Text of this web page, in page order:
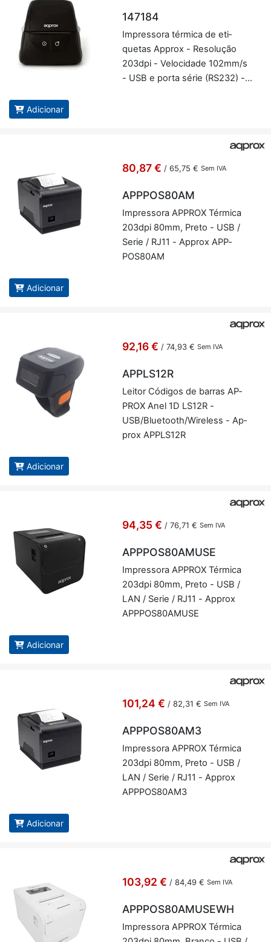
147184
Im­pres­sora tér­mica de eti­
quetas Ap­prox - Re­so­lução
203dpi - Ve­lo­ci­dade 102mm/s
- USB e porta série (RS232) -
Adicionar
80,87 € / 65,75 € Sem IVA
APPPOS80AM
Im­pres­sora AP­PROX Tér­mica
203dpi 80mm, Preto - USB /
Serie / RJ11 - Ap­prox APP­
POS80AM
Adicionar
92,16 € / 74,93 € Sem IVA
APPLS12R
Leitor Có­digos de barras AP­
PROX Anel 1D LS12R -
USB/Blu­e­tooth/Wi­re­less - Ap­
prox AP­PLS12R
Adicionar
94,35 € / 76,71 € Sem IVA
APPPOS80AMUSE
Im­pres­sora AP­PROX Tér­mica
203dpi 80mm, Preto - USB /
LAN / Serie / RJ11 - Ap­prox
APP­POS80A­MUSE
Adicionar
101,24 € / 82,31 € Sem IVA
APPPOS80AM3
Im­pres­sora AP­PROX Tér­mica
203dpi 80mm, Preto - USB /
LAN / Serie / RJ11 - Ap­prox
APP­POS80AM3
Adicionar
103,92 € / 84,49 € Sem IVA
APPPOS80AMUSEWH
Im­pres­sora AP­PROX Tér­mica